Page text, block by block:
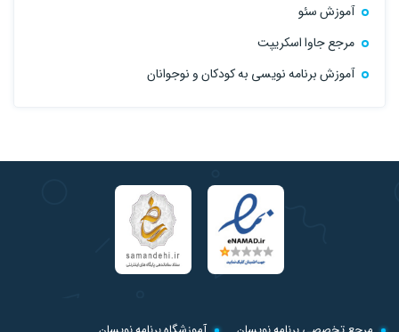
آموزش سئو
مرجع جاوا اسکریپت
آموزش برنامه نویسی به کودکان و نوجوانان